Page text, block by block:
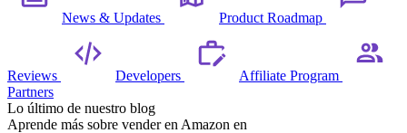
News & Updates Product Roadmap
Reviews Developers
Affiliate Program
Partners
Lo último de nuestro blog
Aprende más sobre vender en Amazon en